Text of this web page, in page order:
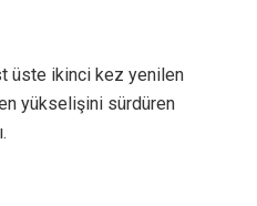
üste ikinci kez yenilen
yükselişini sürdüren